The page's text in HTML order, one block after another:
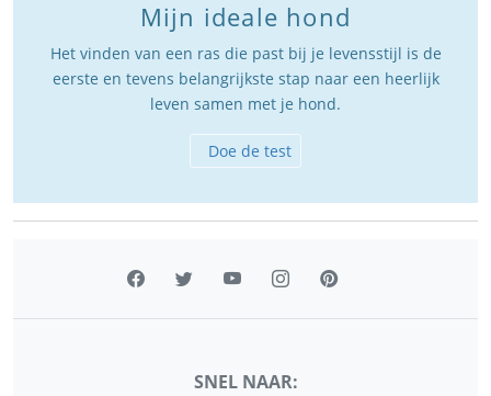
Mijn ideale hond
Het vinden van een ras die past bij je levensstijl is de
eerste en tevens belangrijkste stap naar een heerlijk
leven samen met je hond.
Doe de test
SNEL NAAR: